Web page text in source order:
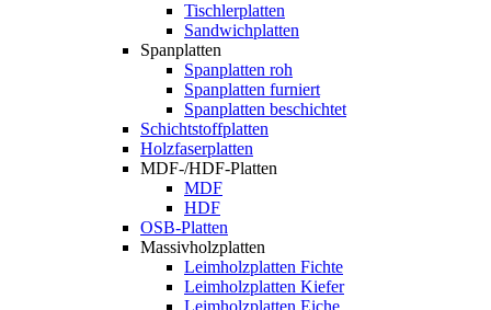
Tischlerplatten
Sandwichplatten
Spanplatten
Spanplatten roh
Spanplatten furniert
Spanplatten beschichtet
Schichtstoffplatten
Holzfaserplatten
MDF-/HDF-Platten
MDF
HDF
OSB-Platten
Massivholzplatten
Leimholzplatten Fichte
Leimholzplatten Kiefer